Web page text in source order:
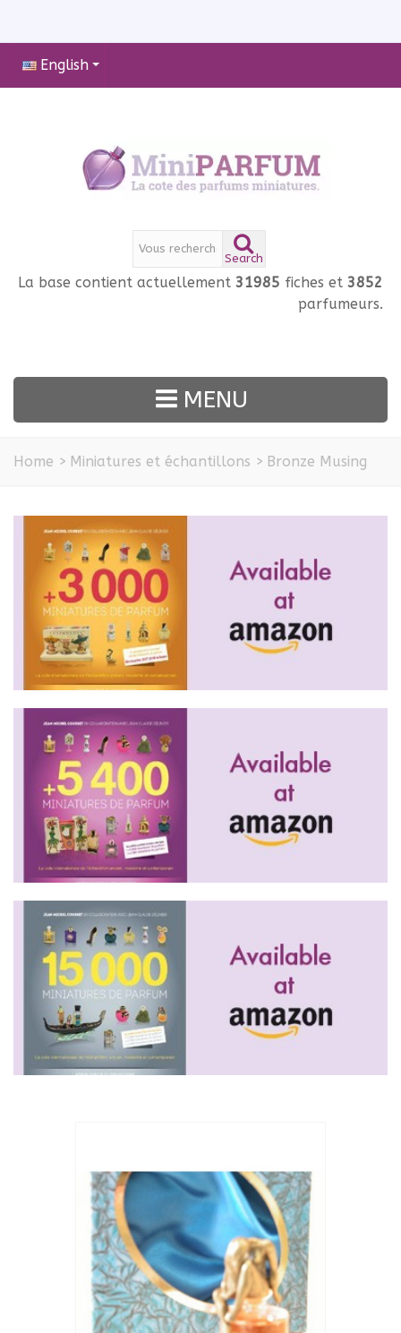
English
Search
La base contient actuellement 31985 fiches et 3852
parfumeurs.
MENU
Home > Miniatures et échantillons > Bronze Musing